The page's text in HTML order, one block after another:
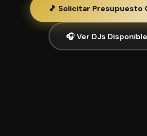
🎵 Solicitar Presupuesto
🎧 Ver DJs